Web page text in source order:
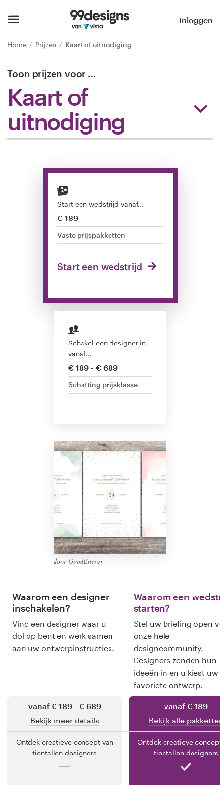
Inloggen
Home Prijzen Kaart of uitnodiging
Toon prijzen voor …
Kaart of
uitnodiging
Start een wedstrijd vanaf...
€ 189
Vaste prijspakketten
Start een wedstrijd
Schakel een designer in
vanaf...
€ 189 - € 689
Schatting prijsklasse
door GoodEnergy
Waarom een designer
inschakelen?
Vind een designer waar u
dol op bent en werk samen
aan uw ontwerpinstructies.
Waarom een
starten?
Stel uw briefing open
onze hele
designcommunity.
Designers zenden hun
ideeën in en u kiest uw
favoriete ontwerp.
vanaf € 189 - € 689
Bekijk meer details
vanaf € 189
Bekijk alle
Ontdek creatieve concept van
tientallen designers
Ontdek creatieve
tientallen designers
Blader door categorieën
Hoe het werkt
Vind een designer
Inspiratie
Ontwerpdiensten
Ontwerpwedstrijden
1-op-1 projecten
Vind een designer
Blader door alle categorieën
+49 30 568 377 84
Helpcentrum
Word een designer